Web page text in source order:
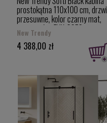
prostokątna 110x100 cm, drzwi
przesuwne, kolor czarny mat,
uniwersalne EXK-3972
New Trendy
4 388,00 zł